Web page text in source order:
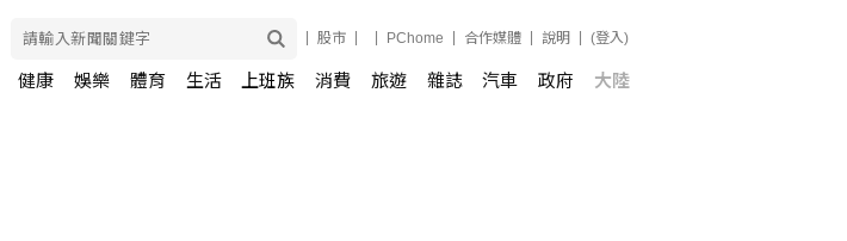
股市 PChome 合作媒體 說明 (登入)
健康 娛樂 體育 生活 上班族 消費 旅遊 雜誌 汽車 政府 大陸